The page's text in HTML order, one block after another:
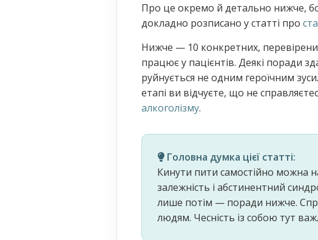
Про це окремо й детально нижче, бо
докладно розписано у статті про
Нижче — 10 конкретних,
працює у пацієнтів. Деякі поради
руйнується не одним героїчним
етапі ви відчуєте, що не
алкоголізму.
Головна думка цієї статті:
Кинути пити самостійно можна
залежність і абстинентний
лише потім — поради нижче.
людям. Чесність із собою тут